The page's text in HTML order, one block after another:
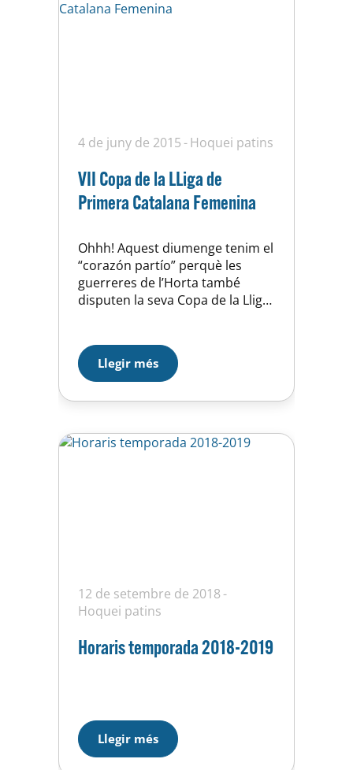
4 de juny de 2015 Hoquei patins
VII Copa de la LLiga de
Primera Catalana Femenina
Ohhh! Aquest diumenge tenim el
“corazón partío” perquè les
guerreres de l’Horta també
disputen la seva Copa de la Lliga
Sèniors Masculins….però a més
de 70 kilòmetres de distància…
elles ho fan a Bigues i Riells.
S’enfronten a les 9:30 hores a
Llegir més
12 de setembre de 2018
Hoquei patins
Horaris temporada 2018-2019
Llegir més